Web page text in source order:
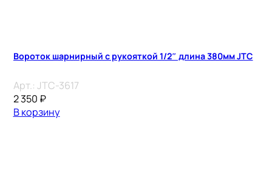
Вороток шарнирный с рукояткой 1/2″ длина 380мм JTC
Арт.: JTC-3617
2 350 ₽
В корзину